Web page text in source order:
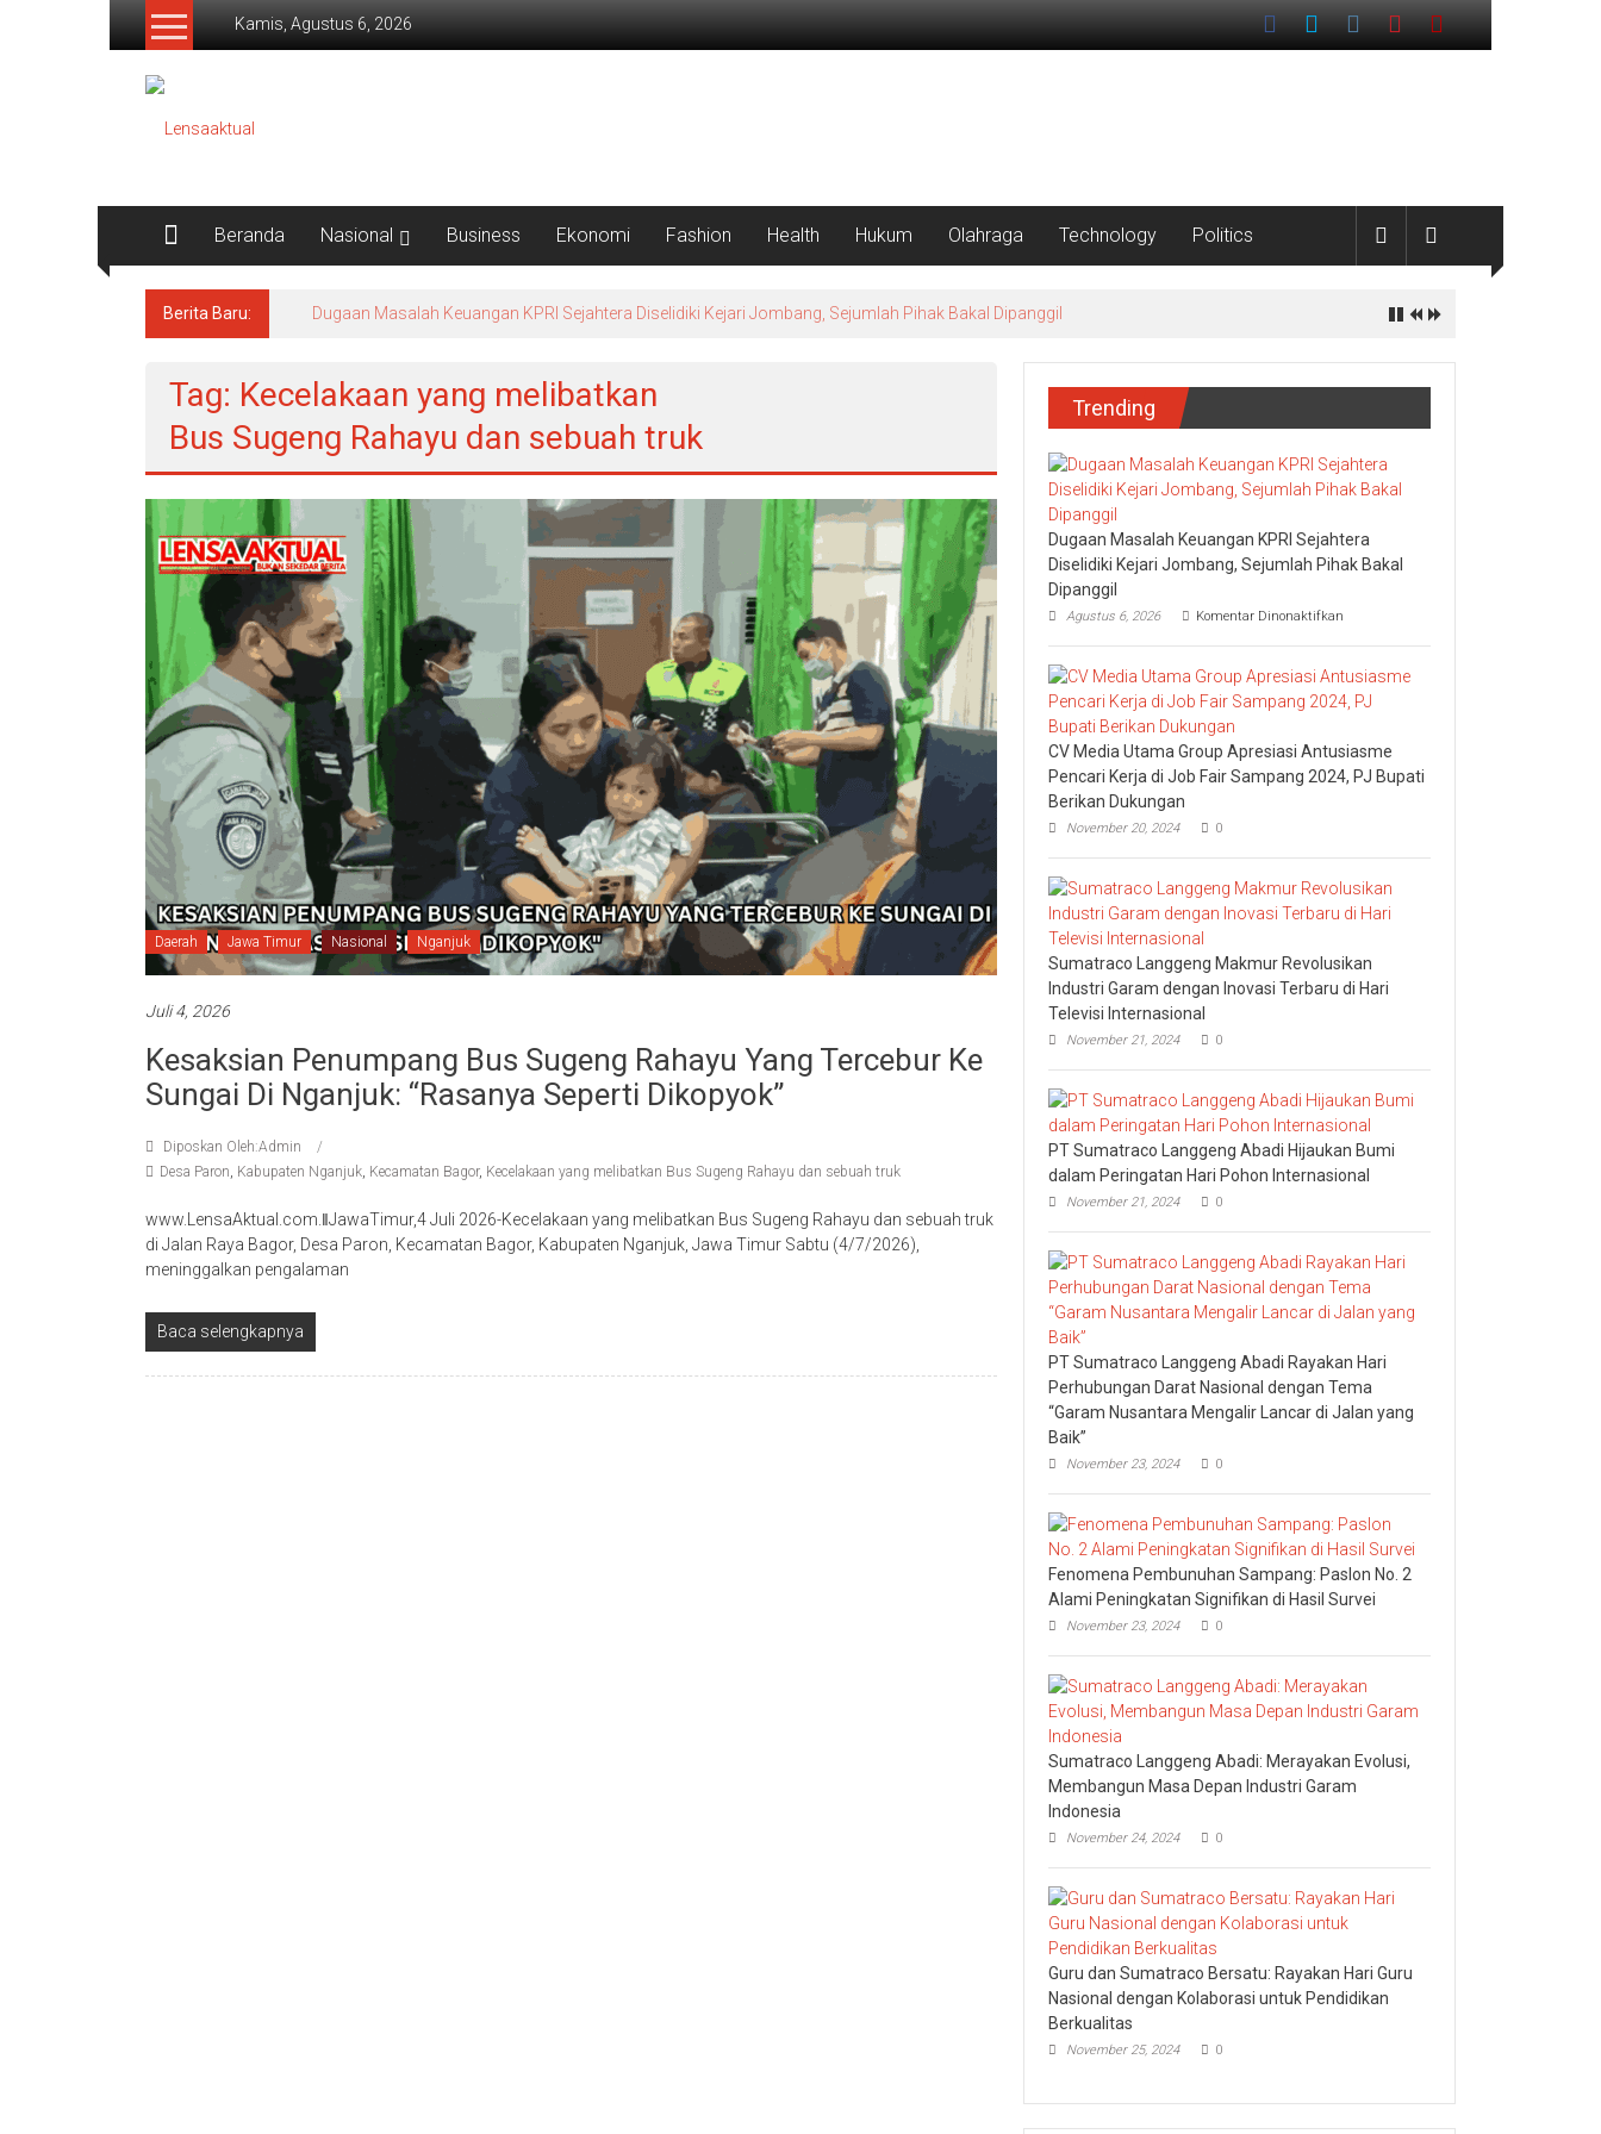
Lompat
Kamis, Agustus 6, 2026
Lensaaktual
Beranda Nasional Business Ekonomi Fashion Health Hukum Olahraga Technology Politics
Berita Baru: Dugaan Masalah Keuangan KPRI Sejahtera Diselidiki Kejari Jombang, Sejumlah Pihak Bakal Dipanggil
Tag: Kecelakaan yang melibatkan
Bus Sugeng Rahayu dan sebuah truk
Daerah Jawa Timur Nasional Nganjuk
Juli 4, 2026
Kesaksian Penumpang Bus Sugeng Rahayu Yang Tercebur Ke
Sungai Di Nganjuk: “Rasanya Seperti Dikopyok”
Diposkan Oleh:Admin
Desa Paron, Kabupaten Nganjuk, Kecamatan Bagor, Kecelakaan yang melibatkan Bus Sugeng Rahayu dan sebuah truk
www.LensaAktual.com.ǁJawaTimur,4 Juli 2026-Kecelakaan yang melibatkan Bus Sugeng Rahayu dan sebuah truk
di Jalan Raya Bagor, Desa Paron, Kecamatan Bagor, Kabupaten Nganjuk, Jawa Timur Sabtu (4/7/2026),
meninggalkan pengalaman
Baca selengkapnya
Trending
Dugaan Masalah Keuangan KPRI Sejahtera
Diselidiki Kejari Jombang, Sejumlah Pihak Bakal
Dipanggil
Agustus 6, 2026 Komentar Dinonaktifkan
Masalah
Keuangan
KPRI
Sejahtera
Kejari
Sejumlah
CV Media Utama Group Apresiasi Antusiasme
Pencari Kerja di Job Fair Sampang 2024, PJ Bupati
Berikan Dukungan
November 20, 2024 0
Sumatraco Langgeng Makmur Revolusikan
Industri Garam dengan Inovasi Terbaru di Hari
Televisi Internasional
November 21, 2024 0
PT Sumatraco Langgeng Abadi Hijaukan Bumi
dalam Peringatan Hari Pohon Internasional
November 21, 2024 0
PT Sumatraco Langgeng Abadi Rayakan Hari
Perhubungan Darat Nasional dengan Tema
“Garam Nusantara Mengalir Lancar di Jalan yang
Baik”
November 23, 2024 0
Fenomena Pembunuhan Sampang: Paslon No. 2
Alami Peningkatan Signifikan di Hasil Survei
November 23, 2024 0
Sumatraco Langgeng Abadi: Merayakan Evolusi,
Membangun Masa Depan Industri Garam
Indonesia
November 24, 2024 0
Guru dan Sumatraco Bersatu: Rayakan Hari Guru
Nasional dengan Kolaborasi untuk Pendidikan
Berkualitas
November 25, 2024 0